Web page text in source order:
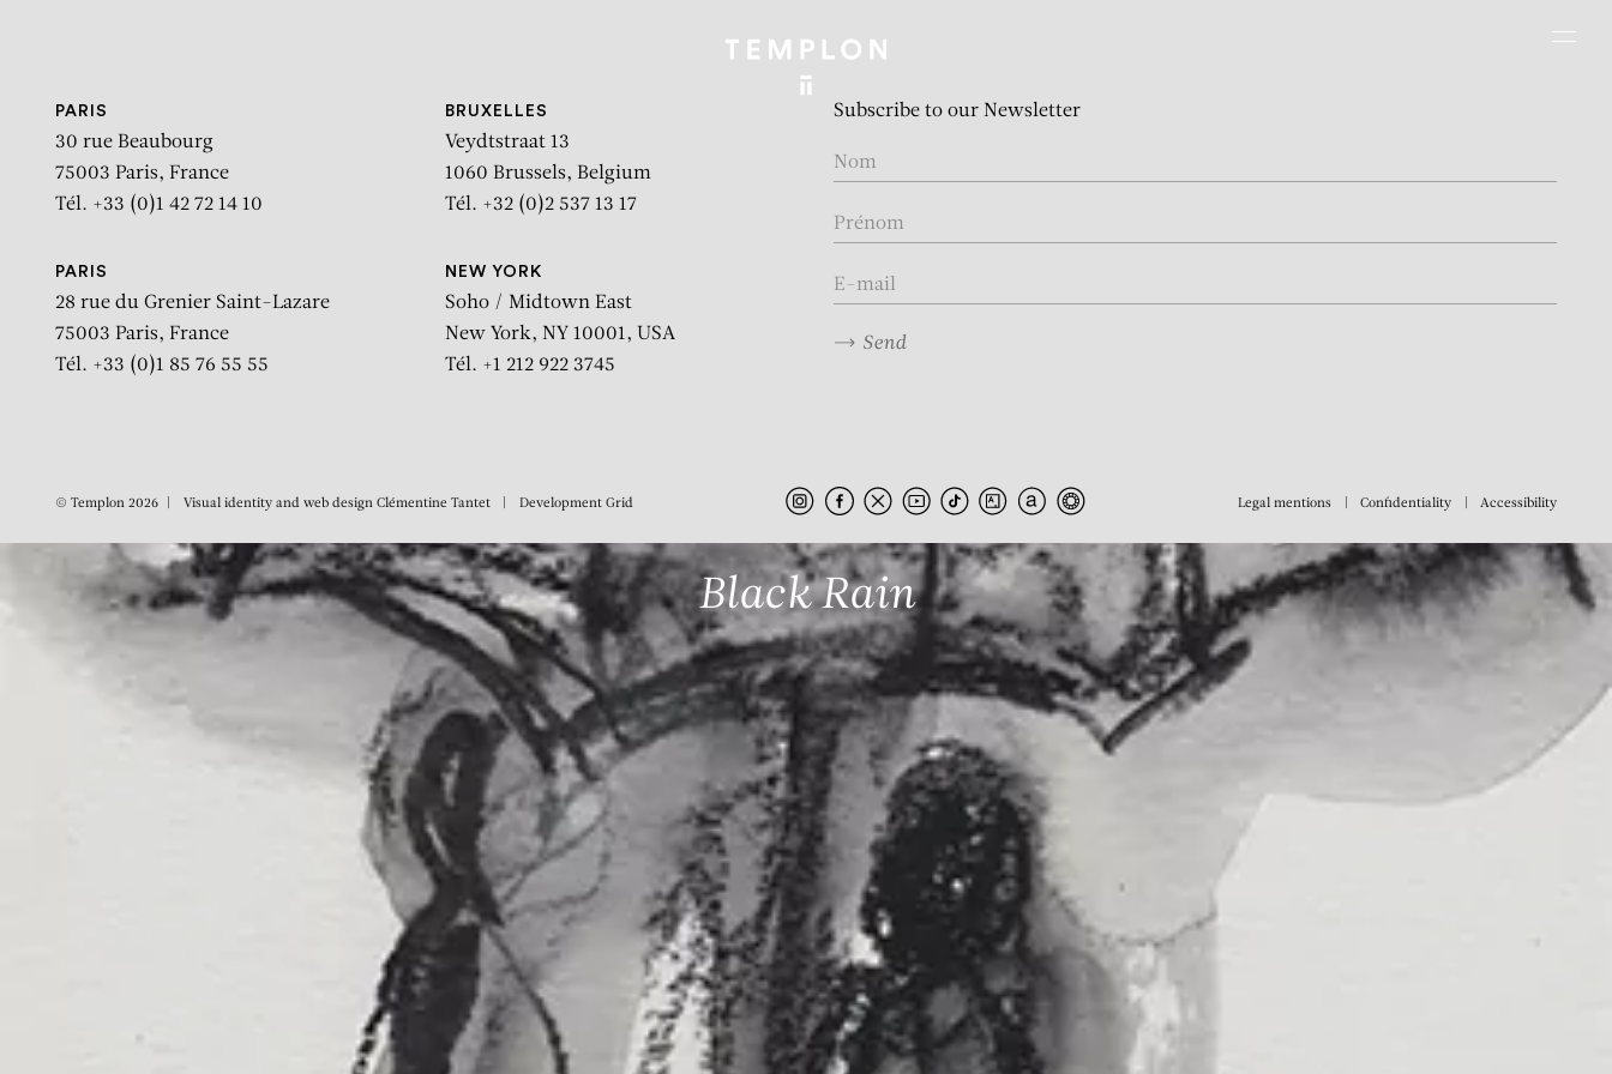
Black Rain
PARIS
30 rue Beaubourg
75003 Paris, France
Tél. +33 (0)1 42 72 14 10
BRUXELLES
Veydtstraat 13
1060 Brussels, Belgium
Tél. +32 (0)2 537 13 17
PARIS
28 rue du Grenier Saint-Lazare
75003 Paris, France
Tél. +33 (0)1 85 76 55 55
NEW YORK
Soho / Midtown East
New York, NY 10001, USA
Tél. +1 212 922 3745
Subscribe to our Newsletter
Send
© Templon 2026 Visual identity and web design Clémentine Tantet Development Grid Legal mentions Confidentiality Accessibility